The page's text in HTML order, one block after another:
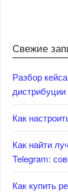
Свежие
Разбор
Как
Как найти
Telegram:
Как купить